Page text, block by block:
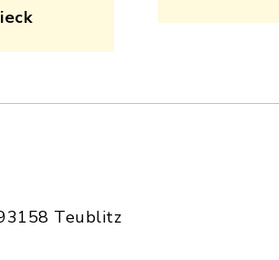
Teublitz